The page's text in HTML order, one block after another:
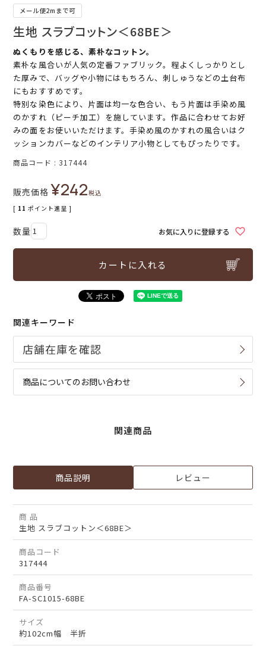
メール便2mまで可
生地 スラブコットン＜68BE＞
ぬくもりを感じる、素朴なコットン。
素朴な風合いが人気の定番ファブリック。程よくしっかりとし
た厚みで、バッグや小物にはもちろん、刺しゅうなどの土台布
にもおすすめです。
特別な染色により、片面は均一な色合い、もう片面は手染め風
のかすれ（ピーチ加工）を施しています。作品に合わせてお好
みの面をお使いいただけます。手染め風のかすれの風合いはク
ッションカバーなどのインテリア小物としてもぴったりです。
商品コード 317444
販売価格 ¥242税込
[ 11 ポイント進呈 ]
お気に入りに登録する
カートに入れる
関連キーワード
商品についてのお問い合わせ
関連商品
商品説明 レビュー
商 品
生地 スラブコットン＜68BE＞
商品コード
317444
商品番号
FA-SC1015-68BE
サイズ
約102cm幅 半折